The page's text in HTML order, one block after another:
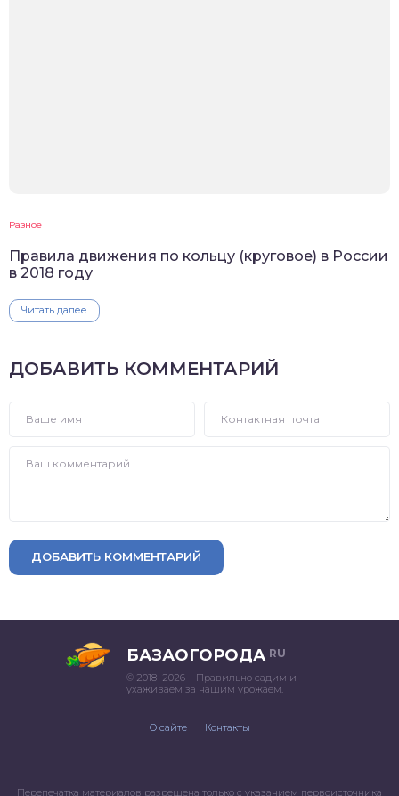
Разное
Правила движения по кольцу (круговое) в России
в 2018 году
Читать далее
ДОБАВИТЬ КОММЕНТАРИЙ
ДОБАВИТЬ КОММЕНТАРИЙ
БАЗАОГОРОДА RU
© 2018–2026 – Правильно садим и
ухаживаем за нашим урожаем.
О сайте Контакты
Перепечатка материалов разрешена только с указанием первоисточника